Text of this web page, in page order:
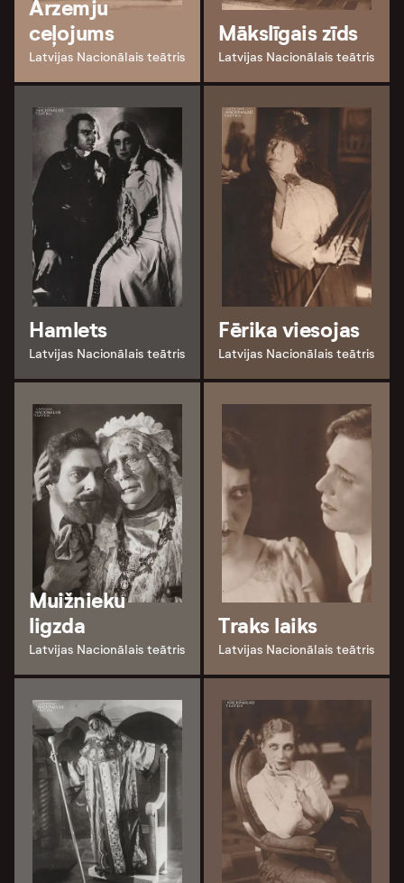
Ārzemju
ceļojums
Latvijas Nacionālais teātris
Mākslīgais zīds
Latvijas Nacionālais teātris
Hamlets
Latvijas Nacionālais teātris
Fērika viesojas
Latvijas Nacionālais teātris
Muižnieku
ligzda
Latvijas Nacionālais teātris
Traks laiks
Latvijas Nacionālais teātris